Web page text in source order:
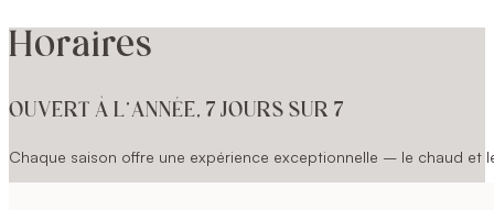
Horaires
OUVERT À L’ANNÉE, 7 JOURS SUR 7
Chaque saison offre une expérience exceptionnelle – le chaud et